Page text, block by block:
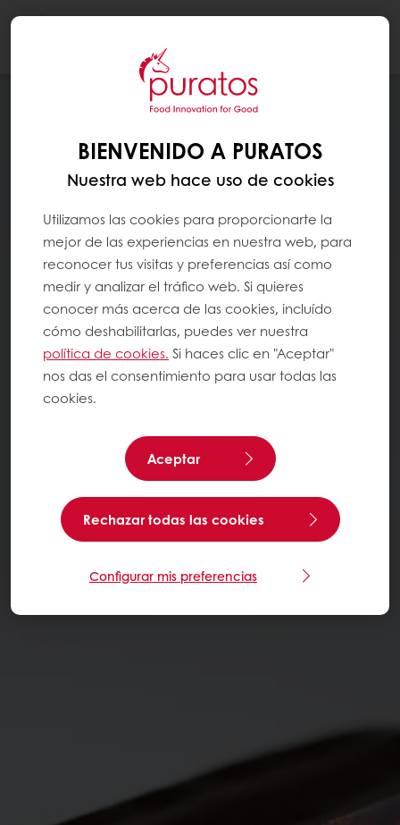
BIENVENIDO A PURATOS
Nuestra web hace uso de cookies
Utilizamos las cookies para proporcionarte la
mejor de las experiencias en nuestra web, para
reconocer tus visitas y preferencias así como
medir y analizar el tráfico web. Si quieres
conocer más acerca de las cookies, incluído
cómo deshabilitarlas, puedes ver nuestra
política de cookies. Si haces clic en "Aceptar"
nos das el consentimiento para usar todas las
cookies.
Aceptar
Rechazar todas las cookies
Configurar mis preferencias